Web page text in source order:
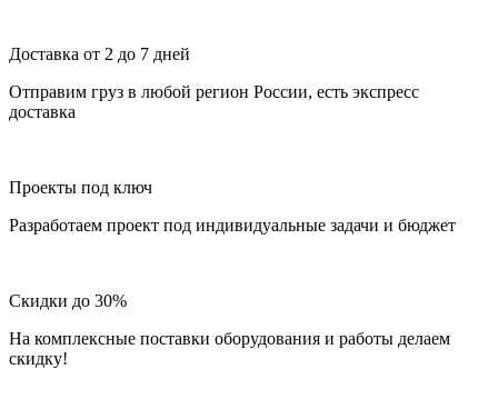
Доставка от 2 до 7 дней
Отправим груз в любой регион России, есть экспресс
доставка
Проекты под ключ
Разработаем проект под индивидуальные задачи и бюджет
Скидки до 30%
На комплексные поставки оборудования и работы делаем
скидку!